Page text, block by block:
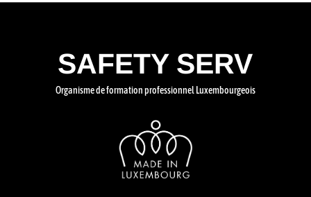
SAFETY SERV
Organisme de formation professionnel Luxembourgeois